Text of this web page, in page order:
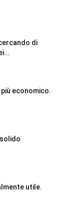
di
economico.
utile.